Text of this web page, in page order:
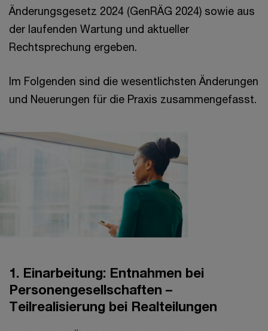
Änderungsgesetz 2024 (GenRÄG 2024) sowie aus
der laufenden Wartung und aktueller
Rechtsprechung ergeben.
Im Folgenden sind die wesentlichsten Änderungen
und Neuerungen für die Praxis zusammengefasst.
1. Einarbeitung: Entnahmen bei
Personengesellschaften –
Teilrealisierung bei Realteilungen